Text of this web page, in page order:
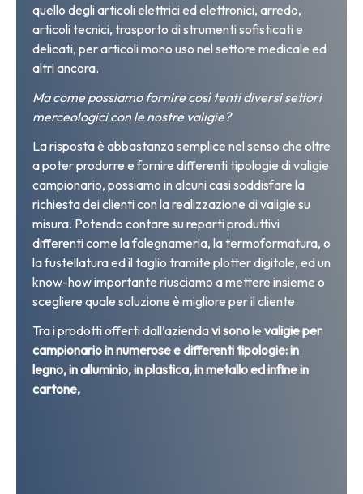
quello degli articoli elettrici ed elettronici, arredo,
articoli tecnici, trasporto di strumenti sofisticati e
delicati, per articoli mono uso nel settore medicale ed
altri ancora.
Ma come possiamo fornire così tenti diversi settori
merceologici con le nostre valigie?
La risposta è abbastanza semplice nel senso che oltre
a poter produrre e fornire differenti tipologie di valigie
campionario, possiamo in alcuni casi soddisfare la
richiesta dei clienti con la realizzazione di valigie su
misura. Potendo contare su reparti produttivi
differenti come la falegnameria, la termoformatura, o
la fustellatura ed il taglio tramite plotter digitale, ed un
know-how importante riusciamo a mettere insieme o
scegliere quale soluzione è migliore per il cliente.
Tra i prodotti offerti dall’aziendavi sonole valigie per
campionario in numerose e differenti tipologie: in
legno, in alluminio, in plastica, in metallo ed infine in
cartone,